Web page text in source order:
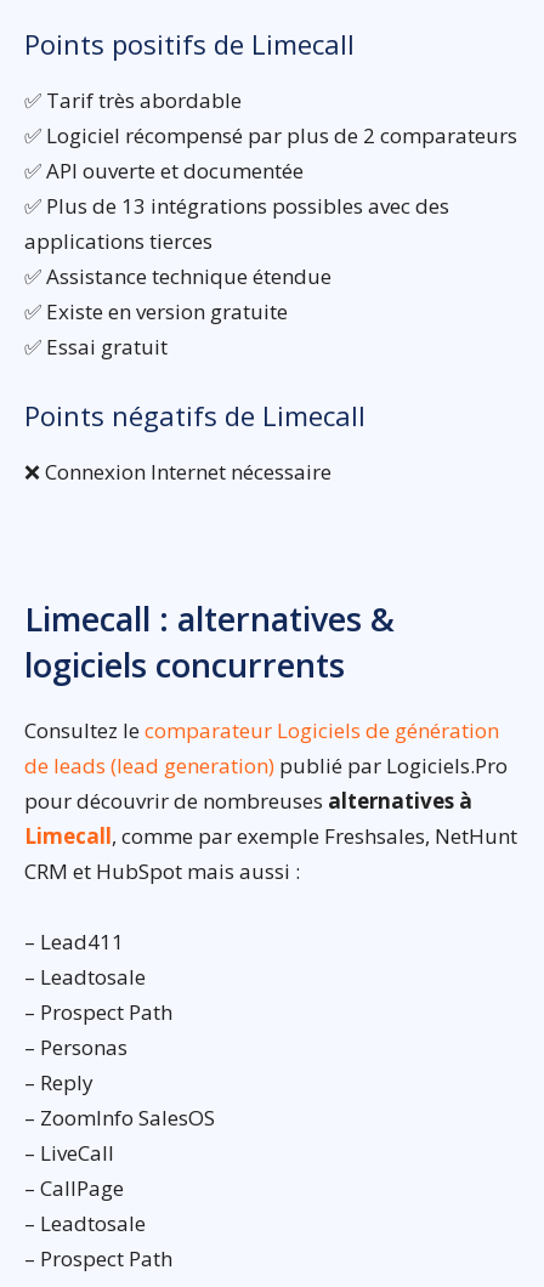
Points positifs de Limecall
✅ Tarif très abordable
✅ Logiciel récompensé par plus de 2 comparateurs
✅ API ouverte et documentée
✅ Plus de 13 intégrations possibles avec des
applications tierces
✅ Assistance technique étendue
✅ Existe en version gratuite
✅ Essai gratuit
Points négatifs de Limecall
❌ Connexion Internet nécessaire
Limecall : alternatives &
logiciels concurrents
Consultez lecomparateur Logiciels de génération
de leads (lead generation) publié par Logiciels.Pro
pour découvrir de nombreuses alternatives à
Limecall, comme par exemple Freshsales, NetHunt
CRM et HubSpot mais aussi :
– Lead411
– Leadtosale
– Prospect Path
– Personas
– Reply
– ZoomInfo SalesOS
– LiveCall
– CallPage
– Leadtosale
– Prospect Path